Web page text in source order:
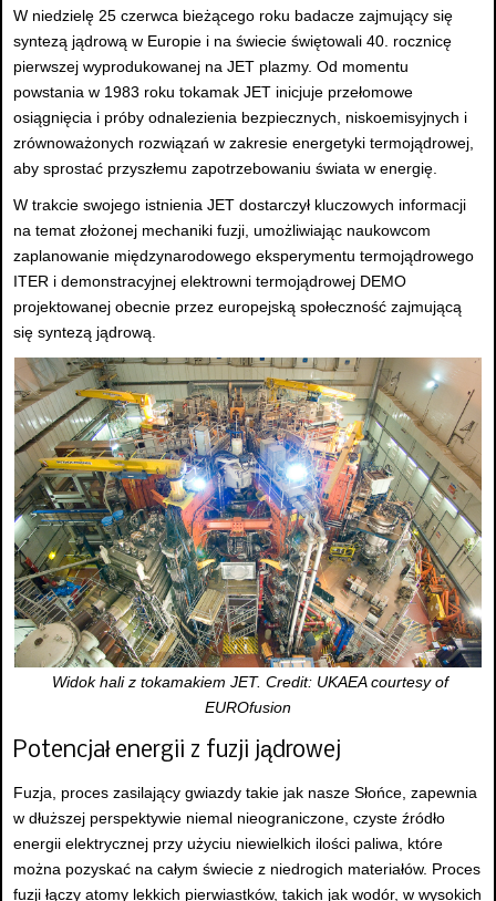
W niedzielę 25 czerwca bieżącego roku badacze zajmujący się
syntezą jądrową w Europie i na świecie świętowali 40. rocznicę
pierwszej wyprodukowanej na JET plazmy. Od momentu
powstania w 1983 roku tokamak JET inicjuje przełomowe
osiągnięcia i próby odnalezienia bezpiecznych, niskoemisyjnych i
zrównoważonych rozwiązań w zakresie energetyki termojądrowej,
aby sprostać przyszłemu zapotrzebowaniu świata w energię.
W trakcie swojego istnienia JET dostarczył kluczowych informacji
na temat złożonej mechaniki fuzji, umożliwiając naukowcom
zaplanowanie międzynarodowego eksperymentu termojądrowego
ITER i demonstracyjnej elektrowni termojądrowej DEMO
projektowanej obecnie przez europejską społeczność zajmującą
się syntezą jądrową.
Widok hali z tokamakiem JET. Credit: UKAEA courtesy of
EUROfusion
Potencjał energii z fuzji jądrowej
Fuzja, proces zasilający gwiazdy takie jak nasze Słońce, zapewnia
w dłuższej perspektywie niemal nieograniczone, czyste źródło
energii elektrycznej przy użyciu niewielkich ilości paliwa, które
można pozyskać na całym świecie z niedrogich materiałów. Proces
fuzji łączy atomy lekkich pierwiastków, takich jak wodór, w wysokich